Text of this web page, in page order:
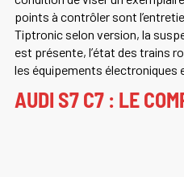
points à contrôler sont
Tiptronic selon version, la
est présente, l’état des trains
les équipements électroniques
AUDI S7 C7 : LE